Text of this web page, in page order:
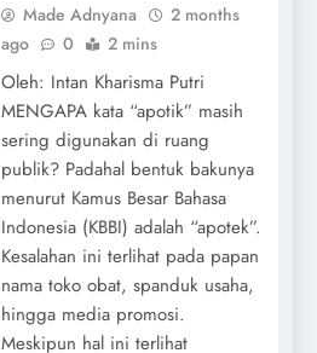
Made Adnyana
2 months
ago
0 2 mins
Oleh: Intan Kharisma Putri
MENGAPA kata “apotik” masih
sering digunakan di ruang
publik? Padahal bentuk bakunya
menurut Kamus Besar Bahasa
Indonesia (KBBI) adalah “apotek”.
Kesalahan ini terlihat pada papan
nama toko obat, spanduk usaha,
hingga media promosi.
Meskipun hal ini terlihat